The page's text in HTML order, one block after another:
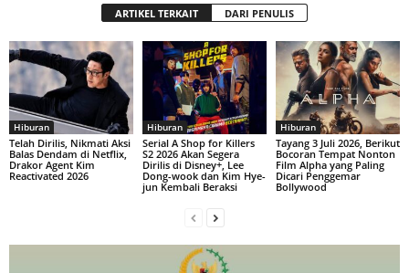
ARTIKEL TERKAIT DARI PENULIS
Hiburan
Telah Dirilis, Nikmati Aksi
Balas Dendam di Netflix,
Drakor Agent Kim
Reactivated 2026
Hiburan
Serial A Shop for Killers
S2 2026 Akan Segera
Dirilis di Disney+, Lee
Dong-wook dan Kim Hye-
jun Kembali Beraksi
Hiburan
Tayang 3 Juli 2026, Berikut
Bocoran Tempat Nonton
Film Alpha yang Paling
Dicari Penggemar
Bollywood